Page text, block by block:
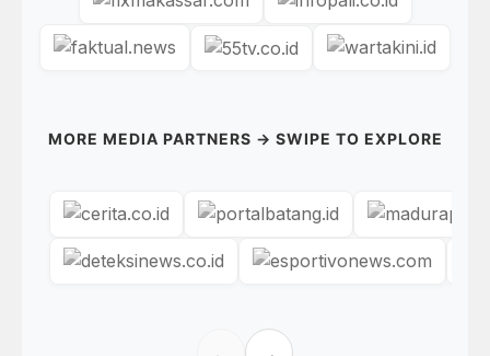
MORE MEDIA PARTNERS → SWIPE TO EXPLORE